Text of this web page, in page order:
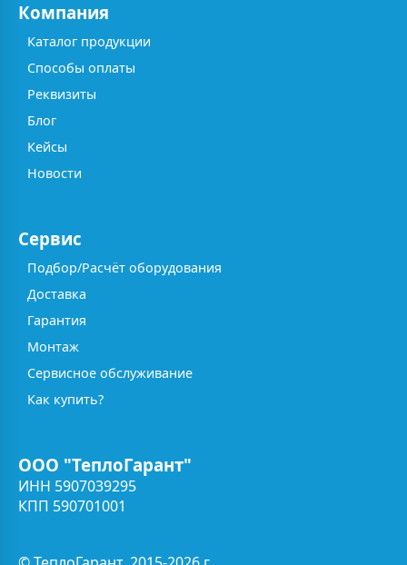
Компания
Каталог продукции
Способы оплаты
Реквизиты
Блог
Кейсы
Новости
Сервис
Подбор/Расчёт оборудования
Доставка
Гарантия
Монтаж
Сервисное обслуживание
Как купить?
ООО "ТеплоГарант"
ИНН 5907039295
КПП 590701001